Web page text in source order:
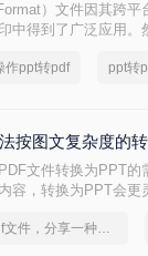
）文件因其跨
中得到了广泛应用
换成PPT的方法。
作ppt转pdf
按图文复杂度的
文件转换为PPT
容，转换为PPT会
ppt转的pdf文件，分享一种简单的方法